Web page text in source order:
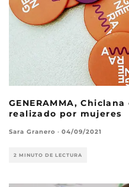
GENERAMMA,
realizado por mujeres
Sara Granero · 04/09/2021
2 MINUTO DE LECTURA